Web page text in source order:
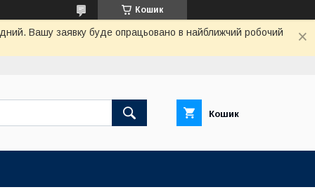
Кошик
Вашу заявку буде опрацьовано в найближчий робочий
Кошик